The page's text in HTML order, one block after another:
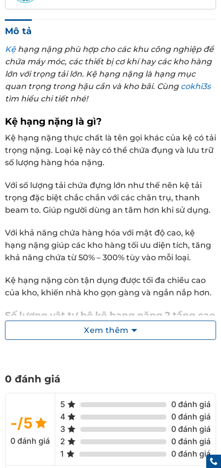
Mô tả
Kệhạng nặng phù hợp cho các khu công nghiệp để
chứa máy móc, các thiết bị cơ khí hay các kho hàng
lớn với trọng tải lớn. Kệ hạng nặng là hạng mục
quan trọng trong hậu cần và kho bãi. Cùng cokhi3s
tìm hiểu chi tiết nhé!
Kệ hạng nặng là gì?
Kệ hạng nặng thực chất là tên gọi khác của kệ có tải
trọng nặng. Loại kệ này có thể chứa đụng và lưu trữ
số lượng hàng hóa nặng.
Với số lượng tải chứa đựng lớn như thế nên kệ tải
trọng đặc biệt chắc chắn với các chân trụ, thanh
beam to. Giúp người dùng an tâm hơn khi sử dụng.
Với khả năng chứa hàng hóa với mật độ cao, kệ
hạng nặng giúp các kho hàng tối ưu diện tích, tăng
khả năng chứa từ 50% – 300% tùy vào mỗi loại.
Kệ hạng nặng còn tận dụng được tối đa chiều cao
của kho, khiến nhà kho gọn gàng và ngắn nắp hơn.
Số lượng vật tư bộ kệ hạng nặng 2 tầng cao
KT : D2880 x R1000 x C4000 x 2 tầng.
2 cánh hồi gồm : Chân omega 90×60×1.5mm.
2 tầng beam H40x110mm dài D2700mm.
Support C50x30mm có 6 thanh/ 1 tầng.
Chịu tải 1200kg/tầng.
Xem thêm
0 đánh giá
-/5
0 đánh giá
5
0 đánh giá
4
0 đánh giá
3
0 đánh giá
2
0 đánh giá
1
0 đánh giá